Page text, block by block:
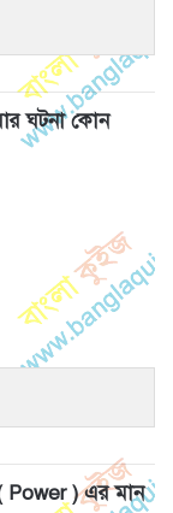
ঘটনা কোন
( Power ) এর মান